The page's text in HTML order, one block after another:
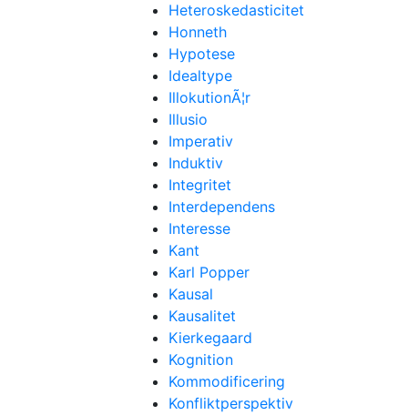
Heteroskedasticitet
Honneth
Hypotese
Idealtype
IllokutionÃ¦r
Illusio
Imperativ
Induktiv
Integritet
Interdependens
Interesse
Kant
Karl Popper
Kausal
Kausalitet
Kierkegaard
Kognition
Kommodificering
Konfliktperspektiv